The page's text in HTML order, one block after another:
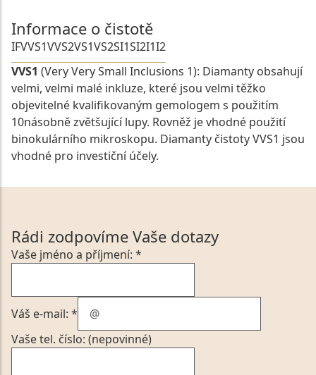
Informace o čistotě
IFVVS1VVS2VS1VS2SI1SI2I1I2
VVS1 (Very Very Small Inclusions 1): Diamanty obsahují
velmi, velmi malé inkluze, které jsou velmi těžko
objevitelné kvalifikovaným gemologem s použitím
10násobně zvětšující lupy. Rovněž je vhodné použití
binokulárního mikroskopu. Diamanty čistoty VVS1 jsou
vhodné pro investiční účely.
Rádi zodpovíme Vaše dotazy
Vaše jméno a příjmení: *
Váš e-mail: *
Vaše tel. číslo: (nepovinné)